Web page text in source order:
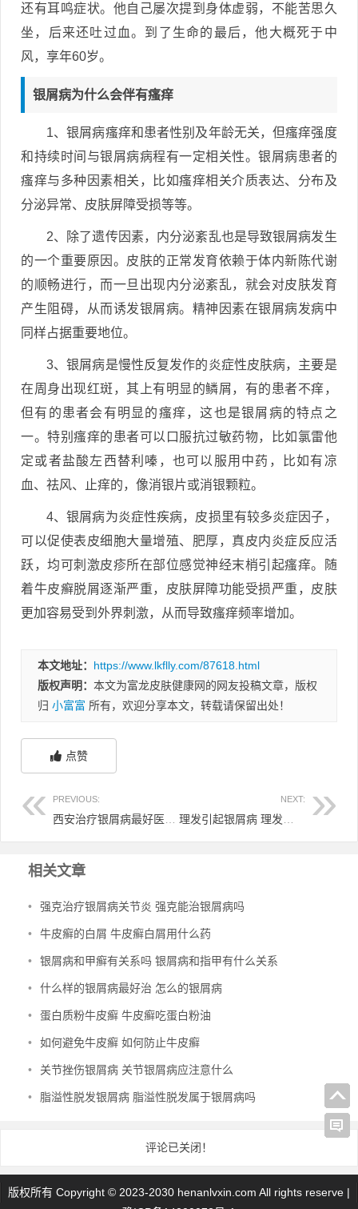
还有耳鸣症状。他自己屡次提到身体虚弱，不能苦思久
坐，后来还吐过血。到了生命的最后，他大概死于中
风，享年60岁。
银屑病为什么会伴有瘙痒
1、银屑病瘙痒和患者性别及年龄无关，但瘙痒强度
和持续时间与银屑病病程有一定相关性。银屑病患者的
瘙痒与多种因素相关，比如瘙痒相关介质表达、分布及
分泌异常、皮肤屏障受损等等。
2、除了遗传因素，内分泌紊乱也是导致银屑病发生
的一个重要原因。皮肤的正常发育依赖于体内新陈代谢
的顺畅进行，而一旦出现内分泌紊乱，就会对皮肤发育
产生阻碍，从而诱发银屑病。精神因素在银屑病发病中
同样占据重要地位。
3、银屑病是慢性反复发作的炎症性皮肤病，主要是
在周身出现红斑，其上有明显的鳞屑，有的患者不痒，
但有的患者会有明显的瘙痒，这也是银屑病的特点之
一。特别瘙痒的患者可以口服抗过敏药物，比如氯雷他
定或者盐酸左西替利嗪，也可以服用中药，比如有凉
血、祛风、止痒的，像消银片或消银颗粒。
4、银屑病为炎症性疾病，皮损里有较多炎症因子，
可以促使表皮细胞大量增殖、肥厚，真皮内炎症反应活
跃，均可刺激皮疹所在部位感觉神经末梢引起瘙痒。随
着牛皮癣脱屑逐渐严重，皮肤屏障功能受损严重，皮肤
更加容易受到外界刺激，从而导致瘙痒频率增加。
本文地址： https://www.lkflly.com/87618.html
版权声明： 本文为富龙皮肤健康网的网友投稿文章，版权
归 小富富 所有，欢迎分享本文，转载请保留出处！
点赞
PREVIOUS: NEXT:
相关文章
• 强克治疗银屑病关节炎 强克能治银屑病吗
• 牛皮癣的白屑 牛皮癣白屑用什么药
• 银屑病和甲癣有关系吗 银屑病和指甲有什么关系
• 什么样的银屑病最好治 怎么的银屑病
• 蛋白质粉牛皮癣 牛皮癣吃蛋白粉油
• 如何避免牛皮癣 如何防止牛皮癣
• 关节挫伤银屑病 关节银屑病应注意什么
• 脂溢性脱发银屑病 脂溢性脱发属于银屑病吗
评论已关闭！
版权所有 Copyright © 2023-2030 henanlvxin.com All rights reserve |